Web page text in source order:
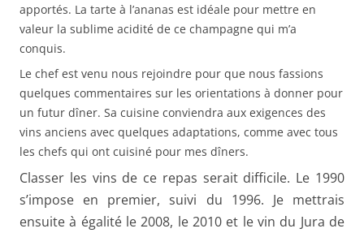
apportés. La tarte à l’ananas est idéale pour mettre en
valeur la sublime acidité de ce champagne qui m’a
conquis.
Le chef est venu nous rejoindre pour que nous fassions
quelques commentaires sur les orientations à donner pour
un futur dîner. Sa cuisine conviendra aux exigences des
vins anciens avec quelques adaptations, comme avec tous
les chefs qui ont cuisiné pour mes dîners.
Classer les vins de ce repas serait difficile. Le 1990
s’impose en premier, suivi du 1996. Je mettrais
ensuite à égalité le 2008, le 2010 et le vin du Jura de